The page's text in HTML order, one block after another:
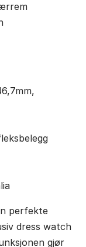
perfekte
dress watch
gjør